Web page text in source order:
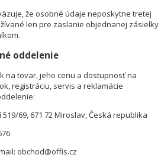
že osobné údaje neposkytne tretej
len pre zaslanie objednanej zásielky
oddelenie
na tovar, jeho cenu a dostupnosť na
registráciu, servis a reklamácie
69, 671 72 Miroslav, Česká republika
obchod@offis.cz